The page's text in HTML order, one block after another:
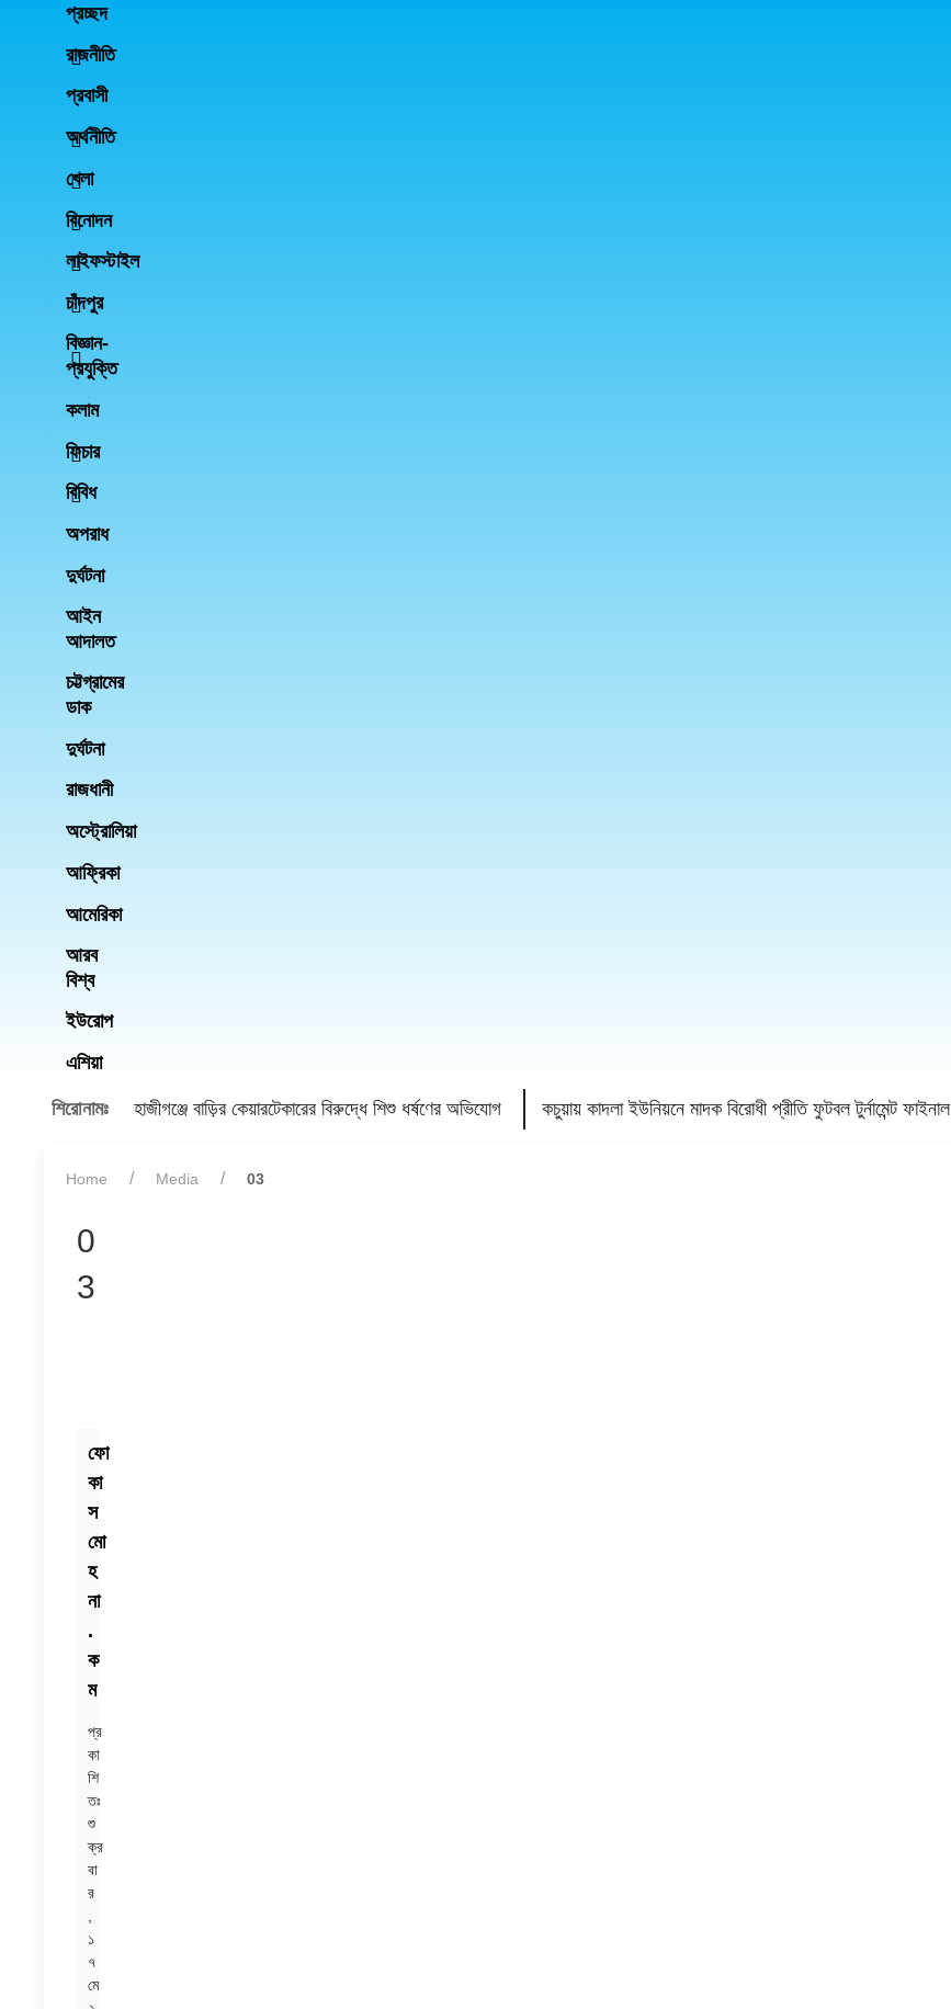
প্রচ্ছদ
রাজনীতি
প্রবাসী
অর্থনীতি
খেলা
বিনোদন
লাইফস্টাইল
চাঁদপুর
বিজ্ঞান-
প্রযুক্তি
কলাম
ফিচার
বিবিধ
অপরাধ
দুর্ঘটনা
আইন
আদালত
চট্টগ্রামের
ডাক
দুর্ঘটনা
রাজধানী
অস্ট্রোলিয়া
আফ্রিকা
আমেরিকা
আরব
বিশ্ব
ইউরোপ
এশিয়া
শিরোনামঃ হাজীগঞ্জে বাড়ির কেয়ারটেকারের বিরুদ্ধে শিশু ধর্ষণের অভিযোগ কচুয়ায় কাদলা ইউনিয়নে মাদক বিরোধী প্রীতি ফুটবল টুর্নামেন্ট ফাইনাল
Home Media 03
0
3
ফো
কা
স
মো
হ
না
.
ক
ম
প্র
কা
শি
তঃ
শু
ক্র
বা
র
১
৭
মে